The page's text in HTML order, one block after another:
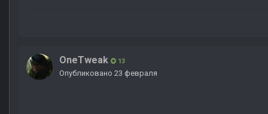
OneTweak 13
Опубликовано 23 февраля